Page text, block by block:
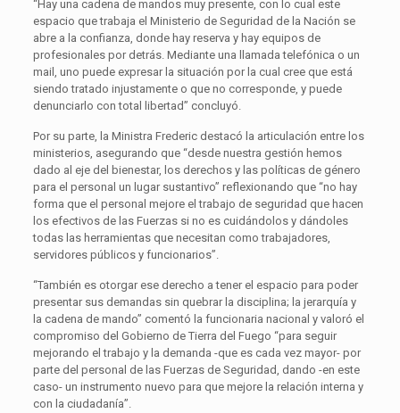
“Hay una cadena de mandos muy presente, con lo cual este
espacio que trabaja el Ministerio de Seguridad de la Nación se
abre a la confianza, donde hay reserva y hay equipos de
profesionales por detrás. Mediante una llamada telefónica o un
mail, uno puede expresar la situación por la cual cree que está
siendo tratado injustamente o que no corresponde, y puede
denunciarlo con total libertad” concluyó.
Por su parte, la Ministra Frederic destacó la articulación entre los
ministerios, asegurando que “desde nuestra gestión hemos
dado al eje del bienestar, los derechos y las políticas de género
para el personal un lugar sustantivo” reflexionando que “no hay
forma que el personal mejore el trabajo de seguridad que hacen
los efectivos de las Fuerzas si no es cuidándolos y dándoles
todas las herramientas que necesitan como trabajadores,
servidores públicos y funcionarios”.
“También es otorgar ese derecho a tener el espacio para poder
presentar sus demandas sin quebrar la disciplina; la jerarquía y
la cadena de mando” comentó la funcionaria nacional y valoró el
compromiso del Gobierno de Tierra del Fuego “para seguir
mejorando el trabajo y la demanda -que es cada vez mayor- por
parte del personal de las Fuerzas de Seguridad, dando -en este
caso- un instrumento nuevo para que mejore la relación interna y
con la ciudadanía”.